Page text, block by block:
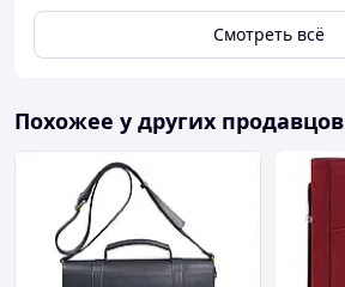
Смотреть всё
Похожее у других продавцов